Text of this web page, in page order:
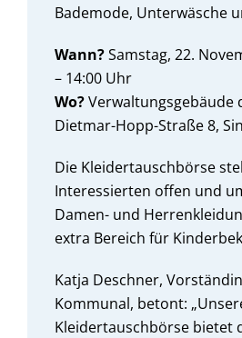
Bademode, Unterwäsche
Wann?Samstag, 22.
– 14:00 Uhr
Wo?Verwaltungsgebäude
Dietmar-Hopp-Straße 8,
Die Kleidertauschbörse
Interessierten offen und
Damen- und
extra Bereich für
Katja Deschner,
Kommunal, betont:
Kleidertauschbörse bietet